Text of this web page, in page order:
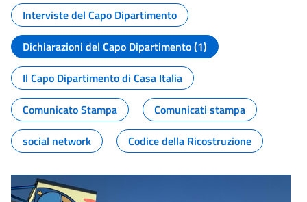
Interviste del Capo Dipartimento
Dichiarazioni del Capo Dipartimento (1)
Il Capo Dipartimento di Casa Italia
Comunicato Stampa
Comunicati stampa
social network
Codice della Ricostruzione